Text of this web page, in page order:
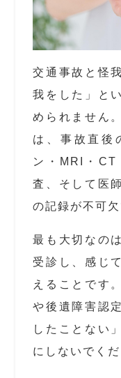
交通事故と怪
我をした」と
められません
は、事故直後
ン・MRI・CT
査、そして医
の記録が不可欠
最も大切なの
受診し、感じ
えることです
や後遺障害認
したことない
にしないでくだ